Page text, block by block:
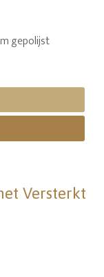
gepolijst
Versterkt